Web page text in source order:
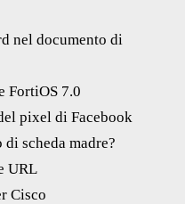
nel documento di
FortiOS 7.0
pixel di Facebook
scheda madre?
URL
Cisco